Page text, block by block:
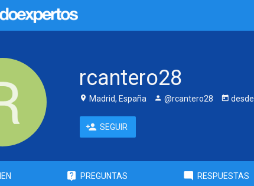
rcantero28
Madrid, España @rcantero28 desde
SEGUIR
PREGUNTAS RESPUESTAS